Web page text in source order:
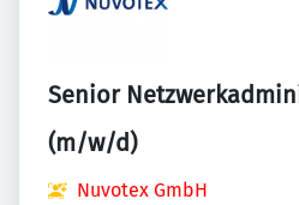
Senior
(m/w/d)
Nuvotex GmbH